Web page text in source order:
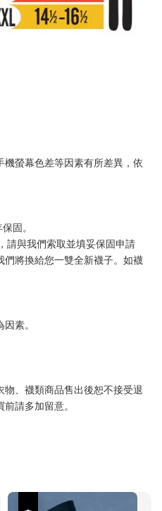
螢幕色差等因素有所差異，依
固。
請與我們索取並填妥保固申請
將換給您一雙全新襪子。如襪
素。
、襪類商品售出後恕不接受退
請多加留意。